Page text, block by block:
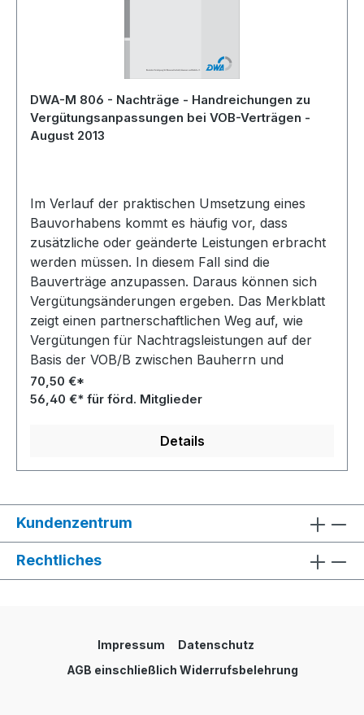
DWA-M 806 - Nachträge - Handreichungen zu
Vergütungsanpassungen bei VOB-Verträgen -
August 2013
Im Verlauf der praktischen Umsetzung eines
Bauvorhabens kommt es häufig vor, dass
zusätzliche oder geänderte Leistungen erbracht
werden müssen. In diesem Fall sind die
Bauverträge anzupassen. Daraus können sich
Vergütungsänderungen ergeben. Das Merkblatt
zeigt einen partnerschaftlichen Weg auf, wie
Vergütungen für Nachtragsleistungen auf der
Basis der VOB/B zwischen Bauherrn und
Unternehmer vereinbart werden können.
70,50 €*
56,40 €* für förd. Mitglieder
Details
Kundenzentrum
Rechtliches
Impressum
Datenschutz
AGB einschließlich Widerrufsbelehrung